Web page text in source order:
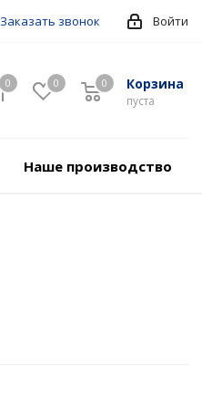
Войти
Заказать звонок
0 0 Корзина
пуста
0
Наше производство